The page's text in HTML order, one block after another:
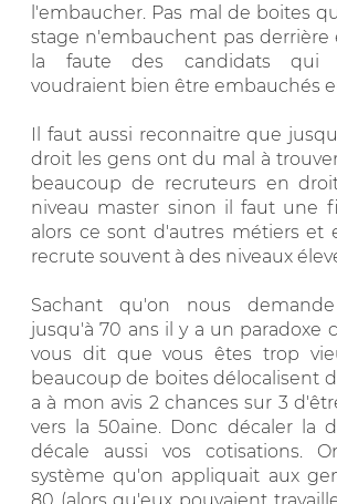
l'embaucher. Pas mal de boites
stage n'embauchent pas derrière
la faute des candidats qui
voudraient bien être embauchés
Il faut aussi reconnaitre que
droit les gens ont du mal à
beaucoup de recruteurs en
niveau master sinon il faut une
alors ce sont d'autres métiers et
recrute souvent à des niveaux
Sachant qu'on nous
jusqu'à 70 ans il y a un paradoxe
vous dit que vous êtes trop
beaucoup de boites délocalisent
a à mon avis 2 chances sur 3
vers la 50aine. Donc décaler la
décale aussi vos cotisations.
système qu'on appliquait aux